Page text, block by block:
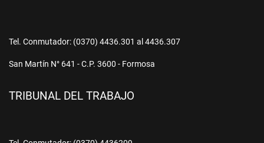
Tel. Conmutador: (0370) 4436.301 al 4436.307
San Martín N° 641 - C.P. 3600 - Formosa
TRIBUNAL DEL TRABAJO